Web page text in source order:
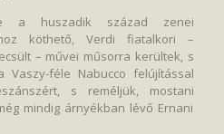
a huszadik század zenei
köthető, Verdi fiatalkori –
– művei műsorra kerültek, s
Vaszy-féle Nabucco felújítással
s reméljük, mostani
mindig árnyékban lévő Ernani